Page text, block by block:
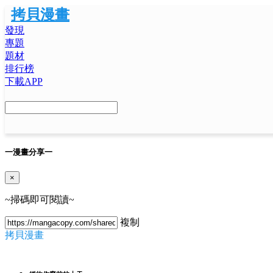
拷貝漫畫
發現
專題
題材
排行榜
下載APP
一漫畫分享一
×
~掃碼即可閱讀~
複制
拷貝漫畫